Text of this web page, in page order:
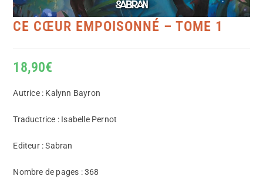
CE CŒUR EMPOISONNÉ – TOME 1
18,90€
Autrice : Kalynn Bayron
Traductrice : Isabelle Pernot
Editeur : Sabran
Nombre de pages : 368